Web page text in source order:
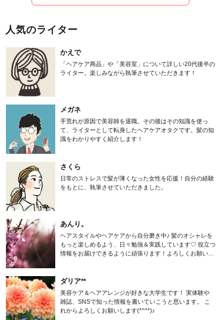
人気のライター
かえで
「ヘアケア商品」や「美容室」について詳しい20代後半の
ライター。楽しみながら執筆させていただきます！
メガネ
手荒れが原因で美容師を退職。その後はその知識を使っ
て、ライターとして転身したヘアケアオタクです。髪の知
識をわかりやすく紹介します！
さくら
日常のストレスで髪が薄くなった女性を応援！自分の経験
をもとに、執筆させていただきました。
あんり。
ヘアスタイルやヘアケアから自分磨き中♪ 髪のオシャレを
もっと楽しめるよう、日々勉強＆実践しています♡ 役立つ
情報をお届けできるように頑張ります！よろしくお願いし
ダリア**
美容ケア＆ヘアアレンジが好きな大学生です！ 実体験や
雑誌、SNSで知った情報を書いていこうと思います。 こ
れからよろしくお願いします(*^^*)♪